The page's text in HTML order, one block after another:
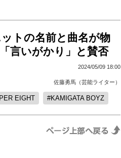
トの名前と曲名が物
言いがかり」と賛否
2024/05/09 18:00
佐藤勇馬（芸能ライター）
EIGHT KAMIGATA BOYZ